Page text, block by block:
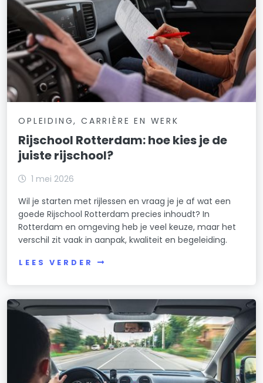
OPLEIDING, CARRIÈRE EN WERK
Rijschool Rotterdam: hoe kies je de
juiste rijschool?
1 mei 2026
Wil je starten met rijlessen en vraag je je af wat een
goede Rijschool Rotterdam precies inhoudt? In
Rotterdam en omgeving heb je veel keuze, maar het
verschil zit vaak in aanpak, kwaliteit en begeleiding.
LEES VERDER